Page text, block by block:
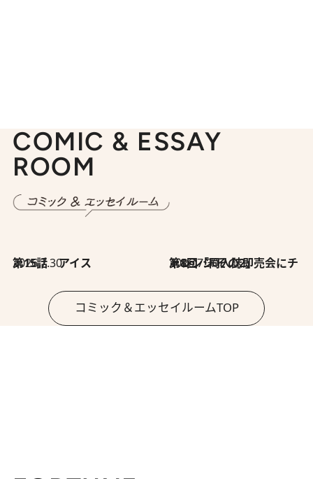
COMIC & ESSAY
ROOM
2026.7.30
第15話 アイス 2026.7.30
第8回「同人誌即売会にチャレンジ その2」
コミック＆エッセイルームTOP